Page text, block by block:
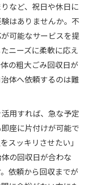
も簡単にできる
ービスはここに注
選ぶコツ
を選ぶポイント解
見極め方と注意点
用品回収サービス
対応力が決め手
収で安心を選ぶ
な理由
など、祝日や休日に
はありませんか。不
可能なサービスを提
ニーズに柔軟に応え
の粗大ごみ回収日が
体へ依頼するのは難
用すれば、急な予定
座に片付けが可能で
スッキリさせたい」
の回収日が合わな
依頼から回収までが